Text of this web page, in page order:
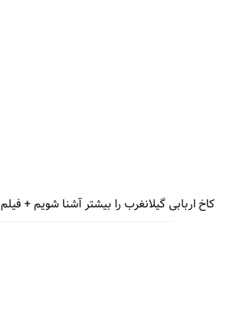
کاخ اربابی گیلانغرب را بیشتر آشنا شویم + فیلم